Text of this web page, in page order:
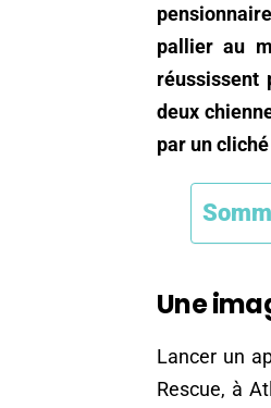
pallier au
réussissent
deux
par un
Une
Lancer un
Rescue, à